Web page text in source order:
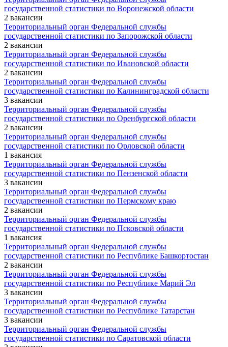
государственной статистики по Воронежской области
2 вакансии
Территориальный орган Федеральной службы
государственной статистики по Запорожской области
2 вакансии
Территориальный орган Федеральной службы
государственной статистики по Ивановской области
2 вакансии
Территориальный орган Федеральной службы
государственной статистики по Калининградской области
3 вакансии
Территориальный орган Федеральной службы
государственной статистики по Оренбургской области
2 вакансии
Территориальный орган Федеральной службы
государственной статистики по Орловской области
1 вакансия
Территориальный орган Федеральной службы
государственной статистики по Пензенской области
3 вакансии
Территориальный орган Федеральной службы
государственной статистики по Пермскому краю
2 вакансии
Территориальный орган Федеральной службы
государственной статистики по Псковской области
1 вакансия
Территориальный орган Федеральной службы
государственной статистики по Республике Башкортостан
2 вакансии
Территориальный орган Федеральной службы
государственной статистики по Республике Марий Эл
3 вакансии
Территориальный орган Федеральной службы
государственной статистики по Республике Татарстан
3 вакансии
Территориальный орган Федеральной службы
государственной статистики по Саратовской области